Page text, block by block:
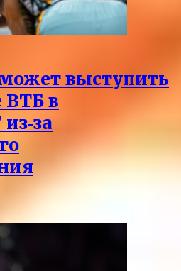
выступить
ВТБ в